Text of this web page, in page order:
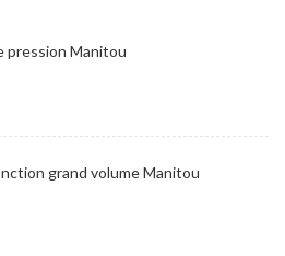
Manitou
grand volume Manitou